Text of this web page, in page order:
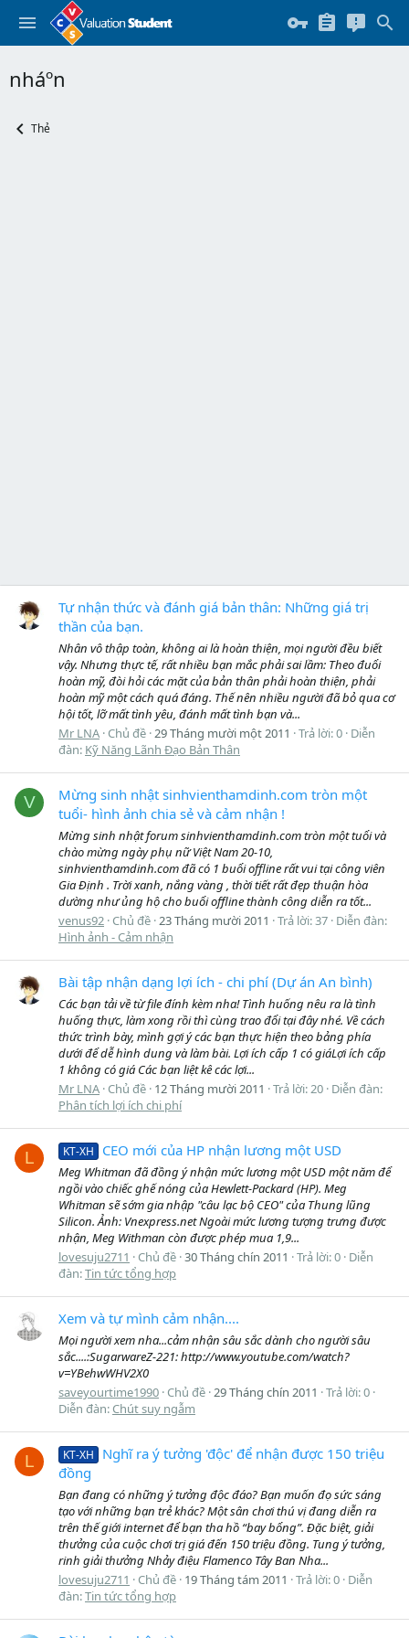
nháº­n
Thẻ
Tự nhận thức và đánh giá bản thân: Những giá trị
thần của bạn.
Nhân vô thập toàn, không ai là hoàn thiện, mọi người đều biết
vậy. Nhưng thực tế, rất nhiều bạn mắc phải sai lầm: Theo đuổi
hoàn mỹ, đòi hỏi các mặt của bản thân phải hoàn thiện, phải
hoàn mỹ một cách quá đáng. Thế nên nhiều người đã bỏ qua cơ
hội tốt, lỡ mất tình yêu, đánh mất tình bạn và...
Mr LNA Chủ đề 29 Tháng mười một 2011 Trả lời: 0 Diễn
đàn: Kỹ Năng Lãnh Đạo Bản Thân
V
Mừng sinh nhật sinhvienthamdinh.com tròn một
tuổi- hình ảnh chia sẻ và cảm nhận !
Mừng sinh nhật forum sinhvienthamdinh.com tròn một tuổi và
chào mừng ngày phụ nữ Việt Nam 20-10,
sinhvienthamdinh.com đã có 1 buổi offline rất vui tại công viên
Gia Định . Trời xanh, nắng vàng , thời tiết rất đẹp thuận hòa
dường như ủng hộ cho buổi offline thành công diễn ra tốt...
venus92 Chủ đề 23 Tháng mười 2011 Trả lời: 37 Diễn đàn:
Hình ảnh - Cảm nhận
Bài tập nhận dạng lợi ích - chi phí (Dự án An bình)
Các bạn tải về từ file đính kèm nha! Tình huống nêu ra là tình
huống thực, làm xong rồi thì cùng trao đổi tại đây nhé. Về cách
thức trình bày, mình gợi ý các bạn thực hiện theo bảng phía
dưới để dễ hình dung và làm bài. Lợi ích cấp 1 có giáLợi ích cấp
1 không có giá Các bạn liệt kê các lợi...
Mr LNA Chủ đề 12 Tháng mười 2011 Trả lời: 20 Diễn đàn:
Phân tích lợi ích chi phí
L KT-XH CEO mới của HP nhận lương một USD
Meg Whitman đã đồng ý nhận mức lương một USD một năm để
ngồi vào chiếc ghế nóng của Hewlett-Packard (HP). Meg
Whitman sẽ sớm gia nhập "câu lạc bộ CEO" của Thung lũng
Silicon. Ảnh: Vnexpress.net Ngoài mức lương tượng trưng được
nhận, Meg Withman còn được phép mua 1,9...
lovesuju2711
Chủ đề 30 Tháng chín 2011 Trả lời: 0 Diễn
đàn:Tin tức tổng hợp
Xem và tự mình cảm nhận....
Mọi người xem nha...cảm nhận sâu sắc dành cho người sâu
sắc....:SugarwareZ-221: http://www.youtube.com/watch?
v=YBehwWHV2X0
saveyourtime1990 Chủ đề 29 Tháng chín 2011
Trả lời: 0
Diễn đàn:Chút suy ngẫm
L KT-XH
Nghĩ ra ý tưởng 'độc' để nhận được 150 triệu
đồng
Bạn đang có những ý tưởng độc đáo? Bạn muốn đọ sức sáng
tạo với những bạn trẻ khác? Một sân chơi thú vị đang diễn ra
trên thế giới internet để bạn tha hồ “bay bổng”. Đặc biệt, giải
thưởng của cuộc chơi trị giá đến 150 triệu đồng. Tung ý tưởng,
rinh giải thưởng Nhảy điệu Flamenco Tây Ban Nha...
lovesuju2711
Chủ đề 19 Tháng tám 2011 Trả lời: 0 Diễn
đàn:Tin tức tổng hợp